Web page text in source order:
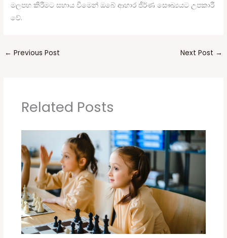
මලපහ කිරීමට සහාය වීමෙන් ඔබේ ආහාර ජීර්ණ සෞඛ්‍යයට උපකාරී
වේ.
← Previous Post Next Post →
Related Posts